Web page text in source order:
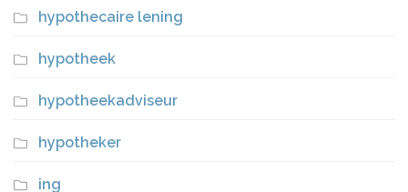
hypothecaire lening
hypotheek
hypotheekadviseur
hypotheker
ing